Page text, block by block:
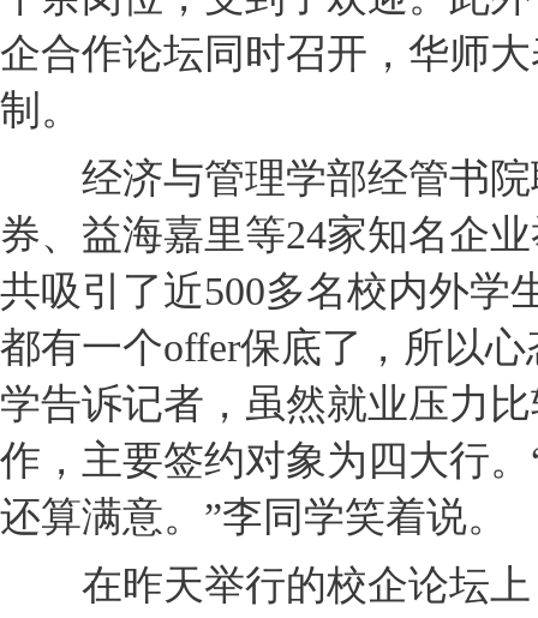
企合作论坛同时召开，华师
制。
经济与管理学部经管书院
券、益海嘉里等24家知名企
共吸引了近500多名校内外学
都有一个offer保底了，所以
学告诉记者，虽然就业压力
作，主要签约对象为四大行
还算满意。”李同学笑着说。
在昨天举行的校企论坛上